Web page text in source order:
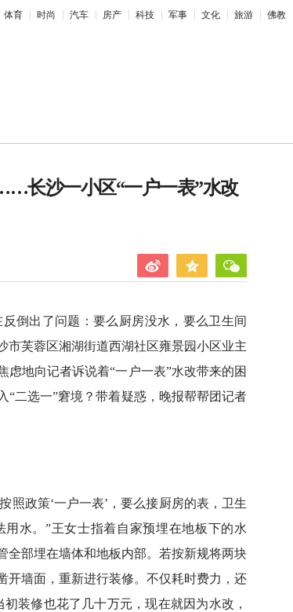
体育 时尚 汽车 房产 科技 军事 文化 旅游 佛教
长沙一小区“一户一表”水改
倒出了问题：要么厨房没水，要么卫生间
市芙蓉区湘湖街道西湖社区雍景园小区业主
地向记者诉说着“一户一表”水改带来的困
“二选一”窘境？带着疑惑，晚报帮帮团记者
照政策‘一户一表’，要么接厨房的表，卫生
水。”王女士指着自家预埋在地板下的水
全部埋在墙体和地板内部。若按新规将两块
开墙面，重新进行装修。不仅耗时费力，还
装修也花了几十万元，现在就因为水改，